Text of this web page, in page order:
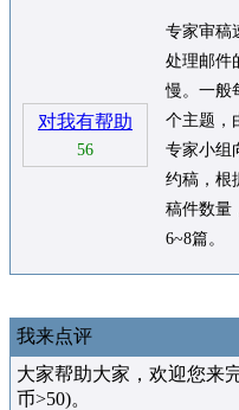
对我有帮助
56
专家审稿
处理邮件
慢。一般
个主题，
专家小组
约稿，根
稿件数量
6~8篇。
我来点评
大家帮助大家，欢迎您来
币>50)。